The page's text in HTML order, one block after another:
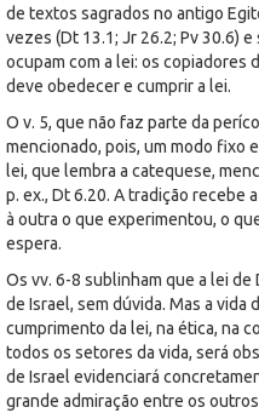
de textos sagrados no antigo
vezes (Dt 13.1; Jr 26.2; Pv 30.6)
ocupam com a lei: os copiadores
deve obedecer e cumprir a lei.
O v. 5, que não faz parte da
mencionado, pois, um modo fixo
lei, que lembra a catequese,
p. ex., Dt 6.20. A tradição recebe
à outra o que experimentou, o
espera.
Os vv. 6-8 sublinham que a lei
de Israel, sem dúvida. Mas a
cumprimento da lei, na ética, na
todos os setores da vida, será
de Israel evidenciará
grande admiração entre os